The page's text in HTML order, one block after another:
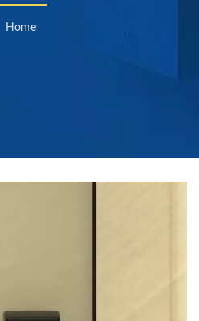
| VÝROBCA
DIAĽKOVÝM
|
Home